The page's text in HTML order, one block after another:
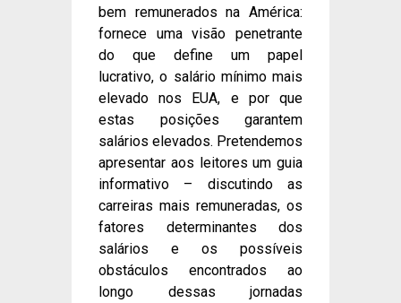
bem remunerados na América:
fornece uma visão penetrante
do que define um papel
lucrativo, o salário mínimo mais
elevado nos EUA, e por que
estas posições garantem
salários elevados. Pretendemos
apresentar aos leitores um guia
informativo – discutindo as
carreiras mais remuneradas, os
fatores determinantes dos
salários e os possíveis
obstáculos encontrados ao
longo dessas jornadas